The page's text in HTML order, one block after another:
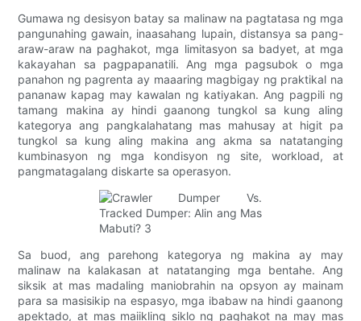
Gumawa ng desisyon batay sa malinaw na pagtatasa ng mga
pangunahing gawain, inaasahang lupain, distansya sa pang-
araw-araw na paghakot, mga limitasyon sa badyet, at mga
kakayahan sa pagpapanatili. Ang mga pagsubok o mga
panahon ng pagrenta ay maaaring magbigay ng praktikal na
pananaw kapag may kawalan ng katiyakan. Ang pagpili ng
tamang makina ay hindi gaanong tungkol sa kung aling
kategorya ang pangkalahatang mas mahusay at higit pa
tungkol sa kung aling makina ang akma sa natatanging
kumbinasyon ng mga kondisyon ng site, workload, at
pangmatagalang diskarte sa operasyon.
Sa buod, ang parehong kategorya ng makina ay may
malinaw na kalakasan at natatanging mga bentahe. Ang
siksik at mas madaling maniobrahin na opsyon ay mainam
para sa masisikip na espasyo, mga ibabaw na hindi gaanong
apektado, at mas maiikling siklo ng paghakot na may mas